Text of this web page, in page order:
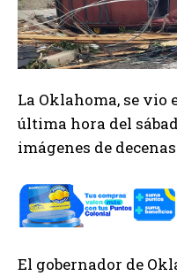
La Oklahoma, se vio
última hora del
imágenes de
El gobernador de